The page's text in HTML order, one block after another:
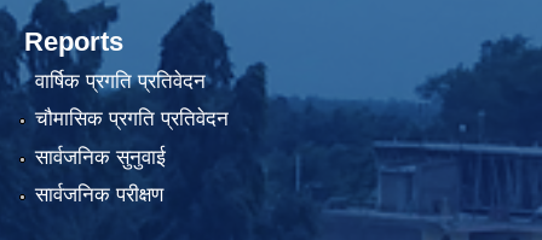
Reports
वार्षिक प्रगति प्रतिवेदन
चौमासिक प्रगति प्रतिवेदन
सार्वजनिक सुनुवाई
सार्वजनिक परीक्षण